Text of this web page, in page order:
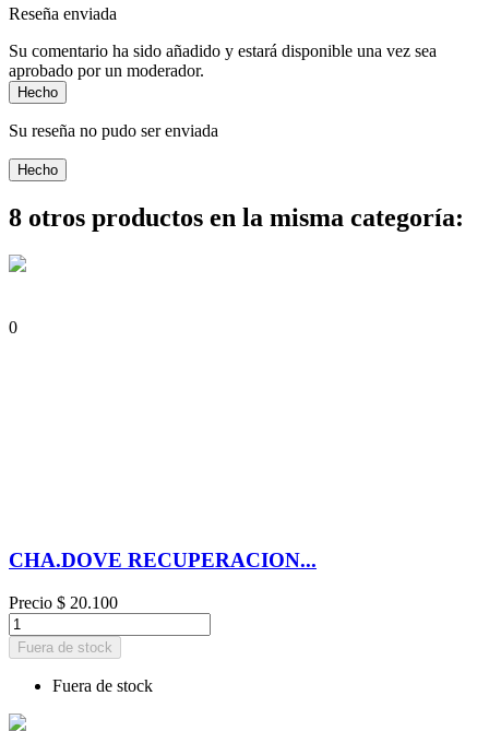
Reseña enviada
Su comentario ha sido añadido y estará disponible una vez sea
aprobado por un moderador.
Hecho
Su reseña no pudo ser enviada
Hecho
8 otros productos en la misma categoría:
0
CHA.DOVE RECUPERACION...
Precio $ 20.100
Fuera de stock
Fuera de stock